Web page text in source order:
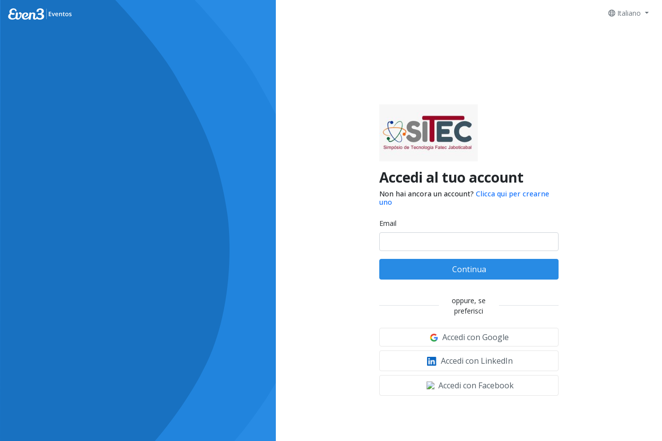
Italiano
Accedi al tuo account
Non hai ancora un account? Clicca qui per crearne
uno
Email
Continua
oppure, se
preferisci
Accedi con Google
Accedi con LinkedIn
Accedi con Facebook